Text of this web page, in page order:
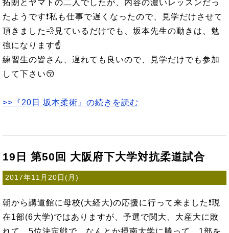
拓朗とヤマトの二人でしたが、内容の濃いレッスンだっ
たようです❗私も仕事で遅くなったので、見学だけさせて
頂きました💨見ているだけでも、坂本先生の動きは、勉
強になります☝
練習生の皆さん、遅れても良いので、見学だけでも参加
して下さい😚
>>『20日 坂本柔術』の続きを読む
19日 第50回 大阪府下大学対抗柔道試合
2017年11月20日(月)
朝から講道館に母校(大経大)の応援に行って来ました❗現
在1部(6大学)ではありますが、予選で関大、大産大に敗